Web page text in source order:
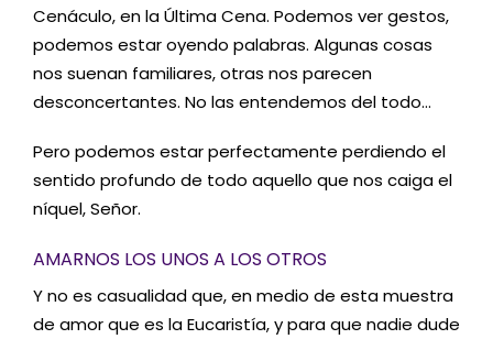
Cenáculo, en la Última Cena. Podemos ver gestos,
podemos estar oyendo palabras. Algunas cosas
nos suenan familiares, otras nos parecen
desconcertantes. No las entendemos del todo…
Pero podemos estar perfectamente perdiendo el
sentido profundo de todo aquello que nos caiga el
níquel, Señor.
AMARNOS LOS UNOS A LOS OTROS
Y no es casualidad que, en medio de esta muestra
de amor que es la Eucaristía, y para que nadie dude